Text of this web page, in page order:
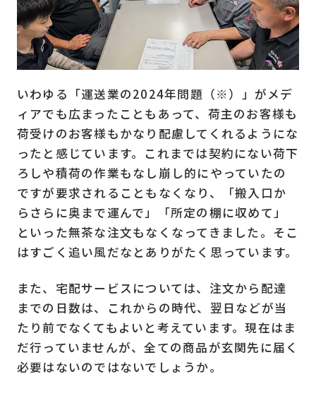
いわゆる「運送業の2024年問題（※）」がメデ
ィアでも広まったこともあって、荷主のお客様も
荷受けのお客様もかなり配慮してくれるようにな
ったと感じています。これまでは契約にない荷下
ろしや積荷の作業もなし崩し的にやっていたの
ですが要求されることもなくなり、「搬入口か
らさらに奥まで運んで」「所定の棚に収めて」
といった無茶な注文もなくなってきました。そこ
はすごく追い風だなとありがたく思っています。
また、宅配サービスについては、注文から配達
までの日数は、これからの時代、翌日などが当
たり前でなくてもよいと考えています。現在はま
だ行っていませんが、全ての商品が玄関先に届く
必要はないのではないでしょうか。